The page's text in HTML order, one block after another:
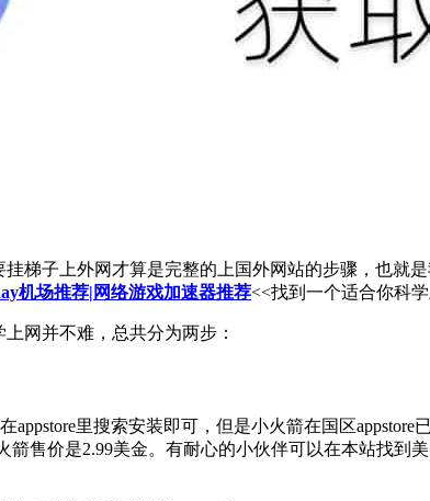
梯子上外网才算是完整的上国外网站的步骤，也就
机场推荐|网络游戏加速器推荐<<找到一个适合你科
网并不难，总共分为两步：
appstore里搜索安装即可，但是小火箭在国区
箭售价是2.99美金。有耐心的小伙伴可以在本站找